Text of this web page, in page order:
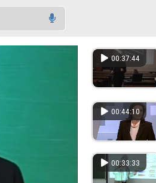
00:37:44
00:44:10
00:33:33